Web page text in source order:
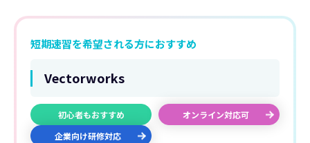
短期速習を希望される方におすすめ
Vectorworks
初心者もおすすめ
オンライン対応可
企業向け研修対応